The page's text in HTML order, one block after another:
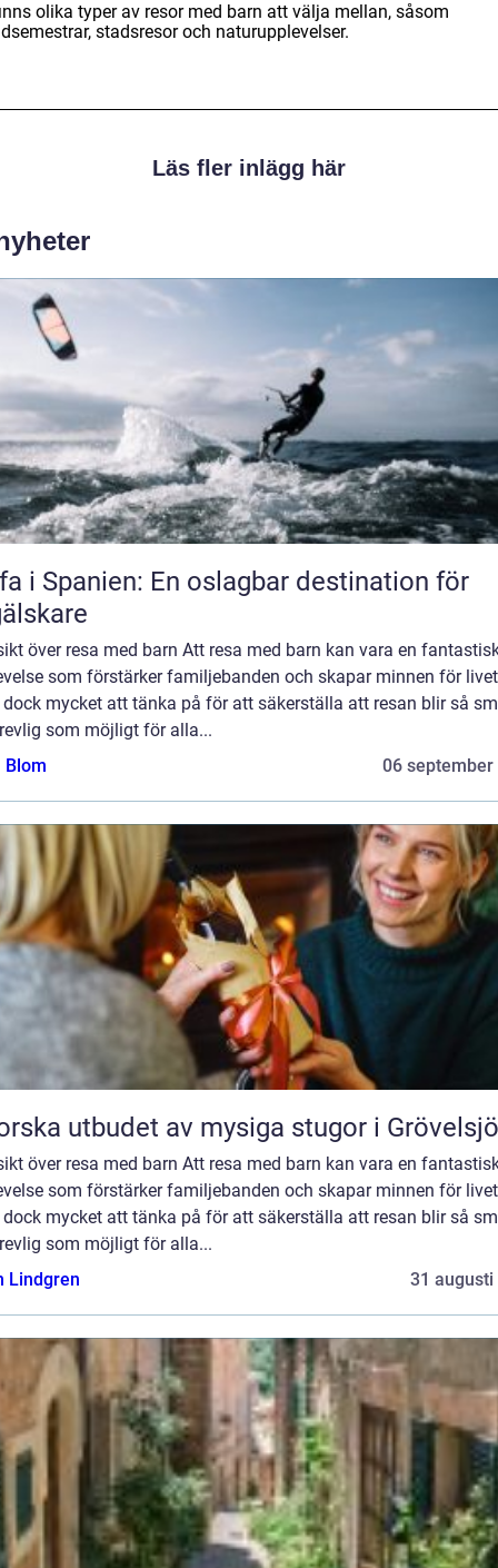
olika typer av resor med barn att välja mellan, såsom
stadsresor och naturupplevelser.
Läs fler inlägg här
i Spanien: En oslagbar destination för
över resa med barn Att resa med barn kan vara en
som förstärker familjebanden och skapar minnen för
mycket att tänka på för att säkerställa att resan blir så
som möjligt för alla...
Blom
06 september
utbudet av mysiga stugor i
över resa med barn Att resa med barn kan vara en
som förstärker familjebanden och skapar minnen för
mycket att tänka på för att säkerställa att resan blir så
som möjligt för alla...
Lindgren
31 augusti